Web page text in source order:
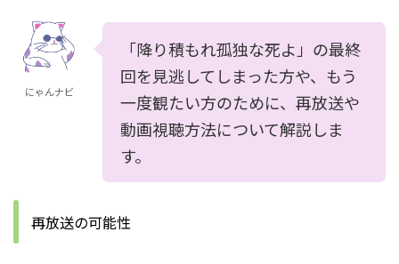
にゃんナビ
「降り積もれ孤独な死よ」の最終
回を見逃してしまった方や、もう
一度観たい方のために、再放送や
動画視聴方法について解説しま
す。
再放送の可能性